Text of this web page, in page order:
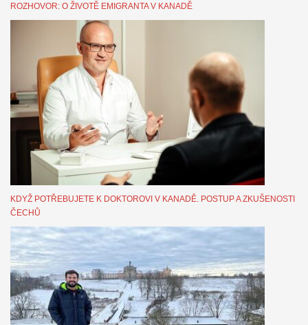
ROZHOVOR: O ŽIVOTĚ EMIGRANTA V KANADĚ
KDYŽ POTŘEBUJETE K DOKTOROVI V KANADĚ. POSTUP A ZKUŠENOSTI
ČECHŮ